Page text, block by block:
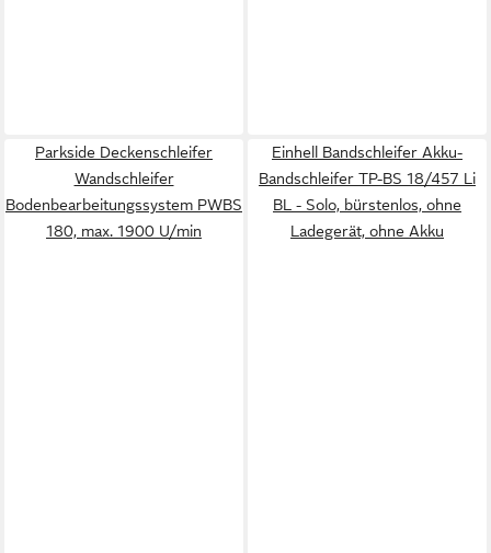
Parkside Deckenschleifer
Wandschleifer
Bodenbearbeitungssystem PWBS
180, max. 1900 U/min
Einhell Bandschleifer Akku-
Bandschleifer TP-BS 18/457 Li
BL - Solo, bürstenlos, ohne
Ladegerät, ohne Akku